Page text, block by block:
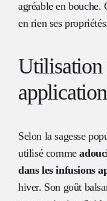
agréable en bouche.
en rien ses
Utilisation
Selon la sagesse
utilisé comme
dans les infusions
hiver. Son goût